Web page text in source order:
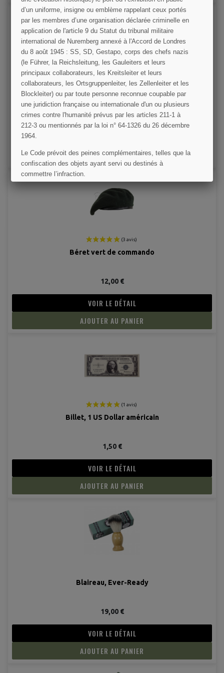
Béret noir SAS ou tankiste
12,00 €
AJOUTER AU PANIER
Béret vert de commando
12,00 €
VOIR LE DÉTAIL
AJOUTER AU PANIER
Billet, 1 US Dollar américain
1,50 €
VOIR LE DÉTAIL
AJOUTER AU PANIER
Blaireau, Ever-Ready
19,00 €
VOIR LE DÉTAIL
AJOUTER AU PANIER
d’un uniforme, insigne ou emblème rappelant ceux portés
par les membres d’une organisation déclarée criminelle en
application de l'article 9 du Statut du tribunal militaire
international de Nuremberg annexé à l'Accord de Londres
du 8 août 1945 : SS, SD, Gestapo, corps des chefs nazis
(le Führer, la Reichsleitung, les Gauleiters et leurs
principaux collaborateurs, les Kreitsleiter et leurs
collaborateurs, les Ortsgruppenleiter, les Zellenleiter et les
Blockleiter) ou par toute personne reconnue coupable par
une juridiction française ou internationale d'un ou plusieurs
crimes contre l'humanité prévus par les articles 211-1 à
212-3 ou mentionnés par la loi n° 64-1326 du 26 décembre
1964.
Le Code prévoit des peines complémentaires, telles que la
confiscation des objets ayant servi ou destinés à
commettre l’infraction.
J'AI COMPRIS